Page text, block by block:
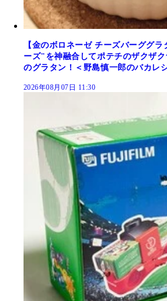
【金のボロネーゼ チーズバーググ
ーズ"を神融合してポテチのザクザ
のグラタン！＜野島慎一郎のバカレ
2026年08月07日 11:30